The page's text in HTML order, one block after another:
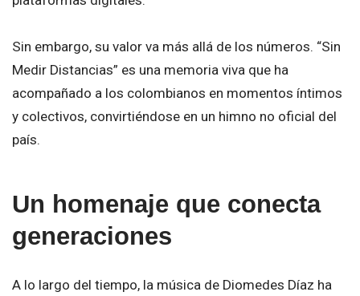
Sin embargo, su valor va más allá de los números. “Sin
Medir Distancias” es una memoria viva que ha
acompañado a los colombianos en momentos íntimos
y colectivos, convirtiéndose en un himno no oficial del
país.
Un homenaje que conecta
generaciones
A lo largo del tiempo, la música de Diomedes Díaz ha